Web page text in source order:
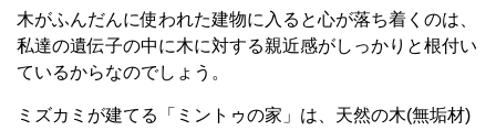
木がふんだんに使われた建物に入ると心が落ち着くのは、
私達の遺伝子の中に木に対する親近感がしっかりと根付い
ているからなのでしょう。
ミズカミが建てる「ミントゥの家」は、天然の木(無垢材)